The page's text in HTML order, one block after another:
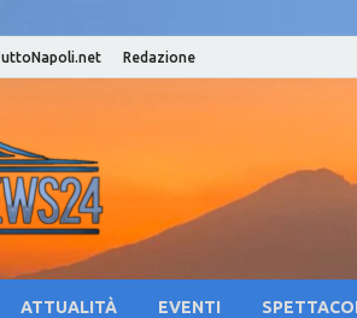
Redazione
Cultura
ATTUALITÀ EVENTI